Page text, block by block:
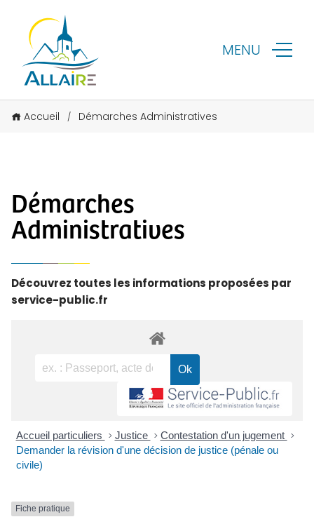
MENU
Accueil / Démarches Administratives
Démarches
Administratives
Découvrez toutes les informations proposées par
service-public.fr
Accueil particuliers > Justice > Contestation d'un jugement >
Demander la révision d'une décision de justice (pénale ou
civile)
Fiche pratique